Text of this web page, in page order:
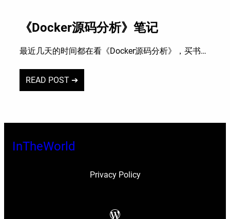
《Docker源码分析》笔记
最近几天的时间都在看《Docker源码分析》，买书…
READ POST ➔
InTheWorld
Privacy Policy
WordPress